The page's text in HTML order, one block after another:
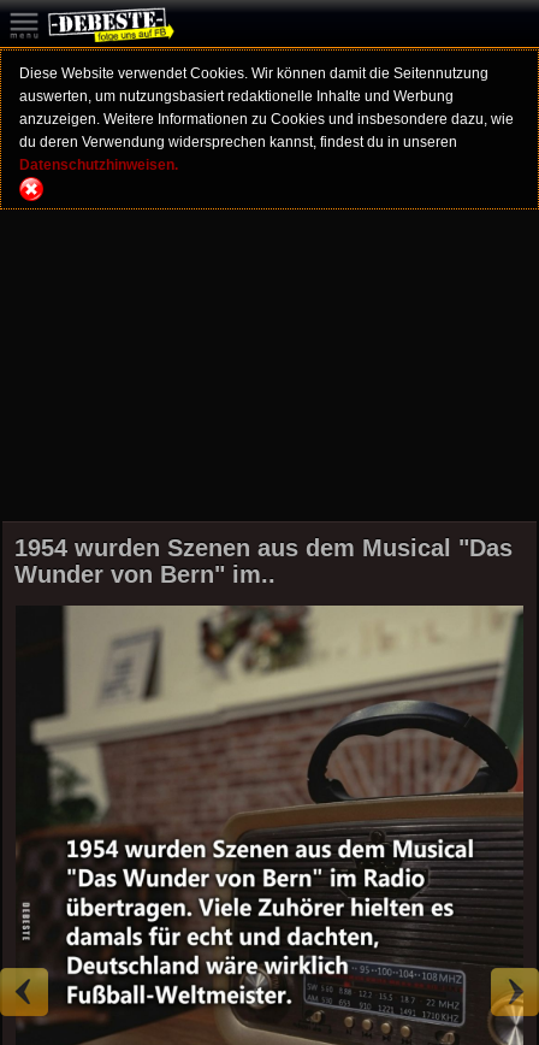
Diese Website verwendet Cookies. Wir können damit die Seitennutzung
auswerten, um nutzungsbasiert redaktionelle Inhalte und Werbung
anzuzeigen. Weitere Informationen zu Cookies und insbesondere dazu, wie
du deren Verwendung widersprechen kannst, findest du in unseren
Datenschutzhinweisen.
1954 wurden Szenen aus dem Musical "Das
Wunder von Bern" im..